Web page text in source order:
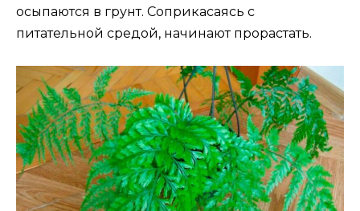
осыпаются в грунт. Соприкасаясь с
питательной средой, начинают прорастать.